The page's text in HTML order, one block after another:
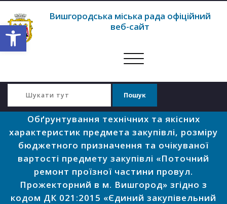
Відкрити Панель інструментів
Вишгородська міська рада офіційний
веб-сайт
Перемкнути
Обґрунтування технічних та якісних
характеристик предмета закупівлі, розміру
бюджетного призначення та очікуваної
вартості предмету закупівлі «Поточний
ремонт проїзної частини провул.
Прожекторний в м. Вишгород» згідно з
кодом ДК 021:2015 «Єдиний закупівельний